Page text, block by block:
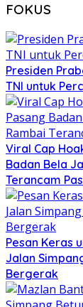
FOKUS
Presiden
TNI untuk
Viral Cap
Badan Bela
Terancam
Pesan Keras
Jalan
Bergerak